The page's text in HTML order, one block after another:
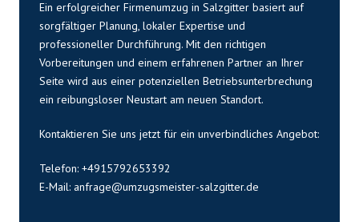
Ein erfolgreicher Firmenumzug in Salzgitter basiert auf
sorgfältiger Planung, lokaler Expertise und
professioneller Durchführung. Mit den richtigen
Vorbereitungen und einem erfahrenen Partner an Ihrer
Seite wird aus einer potenziellen Betriebsunterbrechung
ein reibungsloser Neustart am neuen Standort.
Kontaktieren Sie uns jetzt für ein unverbindliches Angebot:
Telefon: +4915792653392
E-Mail: anfrage@umzugsmeister-salzgitter.de